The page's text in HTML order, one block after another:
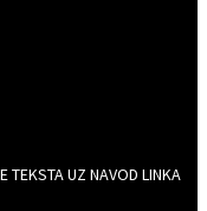
TEKSTA UZ NAVOD LINKA